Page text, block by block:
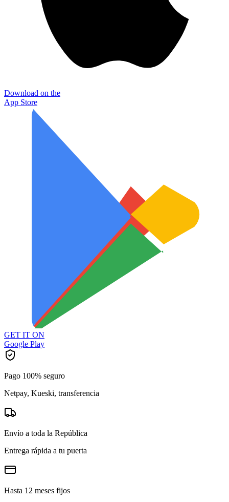
Download on the
App Store
GET IT ON
Google Play
Pago 100% seguro
Netpay, Kueski, transferencia
Envío a toda la República
Entrega rápida a tu puerta
Hasta 12 meses fijos